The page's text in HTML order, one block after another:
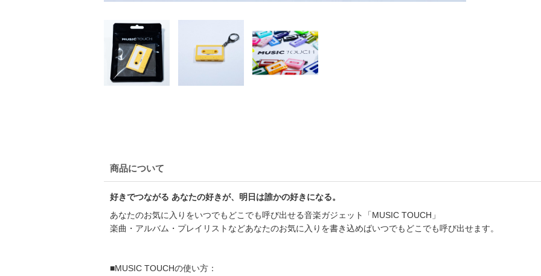
商品について
好きでつながる あなたの好きが、明日は誰かの好きになる。
あなたのお気に入りをいつでもどこでも呼び出せる音楽ガジェット「MUSIC TOUCH」
楽曲・アルバム・プレイリストなどあなたのお気に入りを書き込めばいつでもどこでも呼び出せます。
■MUSIC TOUCHの使い方：